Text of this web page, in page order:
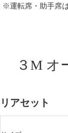
※運転席・助手席
３M オ
リアセット